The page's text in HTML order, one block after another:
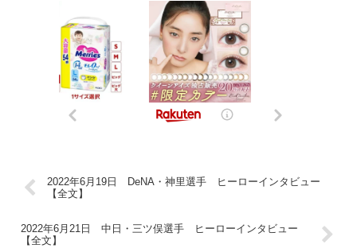
2022年6月19日 DeNA・神里選手 ヒーローインタビュー
【全文】
2022年6月21日 中日・三ツ俣選手 ヒーローインタビュー
【全文】